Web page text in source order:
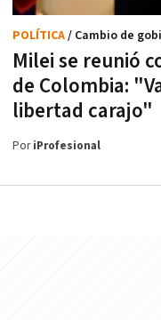
Milei se reunió
de Colombia:
libertad carajo"
POLÍTICA/ Cambio de
PoriProfesional